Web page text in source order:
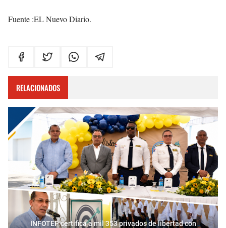
Fuente :EL Nuevo Diario.
RELACIONADOS
INFOTEP certifica a mil 353 privados de libertad con